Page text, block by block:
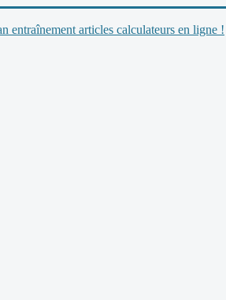
entraînement articles calculateurs en ligne !